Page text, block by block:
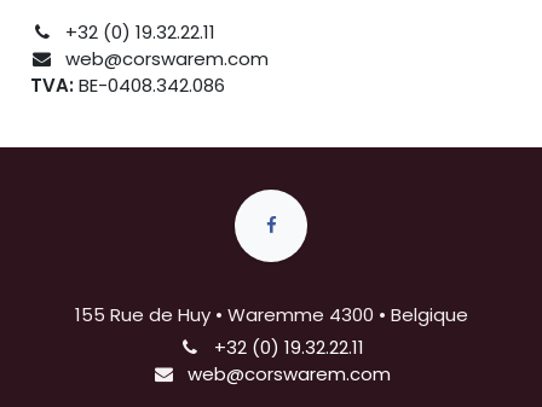
+32 (0) 19.32.22.11
web@corswarem.com
TVA:BE-0408.342.086
155 Rue de Huy • Waremme 4300 • Belgique
+32 (0) 19.32.22.11
web@corswarem.com